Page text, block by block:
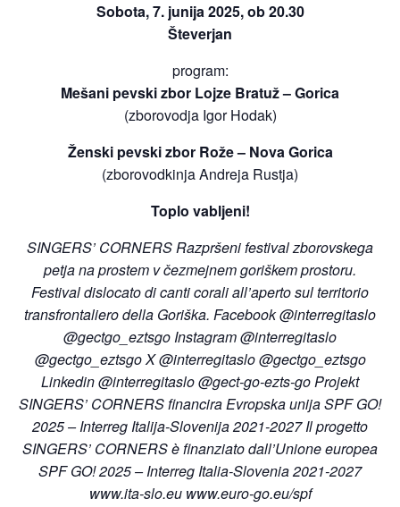
Sobota, 7. junija 2025, ob 20.30
Števerjan
program:
Mešani pevski zbor Lojze Bratuž – Gorica
(zborovodja Igor Hodak)
Ženski pevski zbor Rože – Nova Gorica
(zborovodkinja Andreja Rustja)
Toplo vabljeni!
SINGERS’ CORNERS Razpršeni festival zborovskega
petja na prostem v čezmejnem goriškem prostoru.
Festival dislocato di canti corali all’aperto sul territorio
transfrontaliero della Goriška. Facebook @interregitaslo
@gectgo_eztsgo Instagram @interregitaslo
@gectgo_eztsgo X @interregitaslo @gectgo_eztsgo
Linkedin @interregitaslo @gect-go-ezts-go Projekt
SINGERS’ CORNERS financira Evropska unija SPF GO!
2025 – Interreg Italija-Slovenija 2021-2027 Il progetto
SINGERS’ CORNERS è finanziato dall’Unione europea
SPF GO! 2025 – Interreg Italia-Slovenia 2021-2027
www.ita-slo.eu www.euro-go.eu/spf